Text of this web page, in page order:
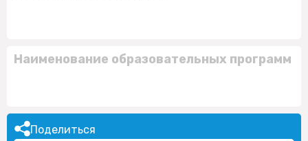
Наименование образовательных программ
Поделиться